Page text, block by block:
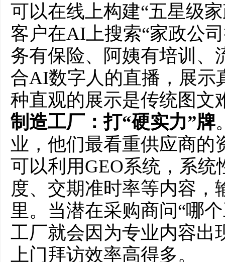
可以在线上构建“五星级
客户在AI上搜索“家政公
务有保险、阿姨有培训、
合AI数字人的直播，展示
种直观的展示是传统图文
制造工厂：打“硬实力”牌
业，他们最看重供应商的
可以利用GEO系统，系
度、交期准时率等内容
里。当潜在采购商问“哪
工厂就会因为专业内容出
上门拜访效率高得多。